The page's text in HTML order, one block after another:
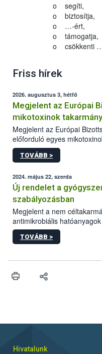
o segíti,
o biztosítja,
o …-ért,
o támogatja,
o csökkenti …
Friss hírek
2026. augusztus 3, hétfő
Megjelent az Európai
mikotoxinok
Megjelent az Európai
előforduló egyes
2027-től új irányértékek
hatályos uniós ajánlások
TOVÁBB >
2024. május 22, szerda
Új rendelet a
szabályozásban
Megjelent a nem
antimikrobiális
határértékeinek és ezen
módszerek
TOVÁBB >
Hivatalunk